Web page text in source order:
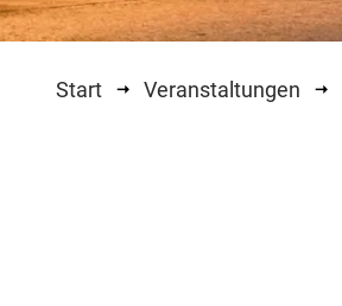
Start Veranstaltungen